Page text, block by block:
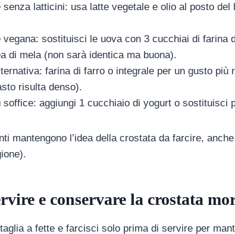
senza latticini: usa latte vegetale e olio al posto
vegana: sostituisci le uova con 3 cucchiai di farina
di mela (non sarà identica ma buona).
farina di farro o integrale per un gusto più
risulta denso).
soffice: aggiungi 1 cucchiaio di yogurt o sostituisci
mantengono l’idea della crostata da farcire,
e conservare la crostata
a fette e farcisci solo prima di servire per